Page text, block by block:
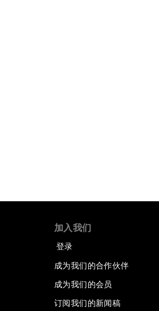
加入我们
登录
成为我们的合作伙伴
成为我们的会员
订阅我们的新闻稿